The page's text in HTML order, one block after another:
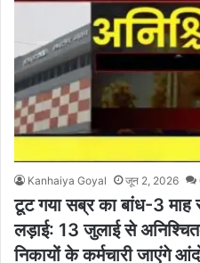
Kanhaiya Goyal जून 2, 2026
टूट गया सब्र का बांध-3
लड़ाई: 13 जुलाई से
निकायों के कर्मचारी जाएंगे